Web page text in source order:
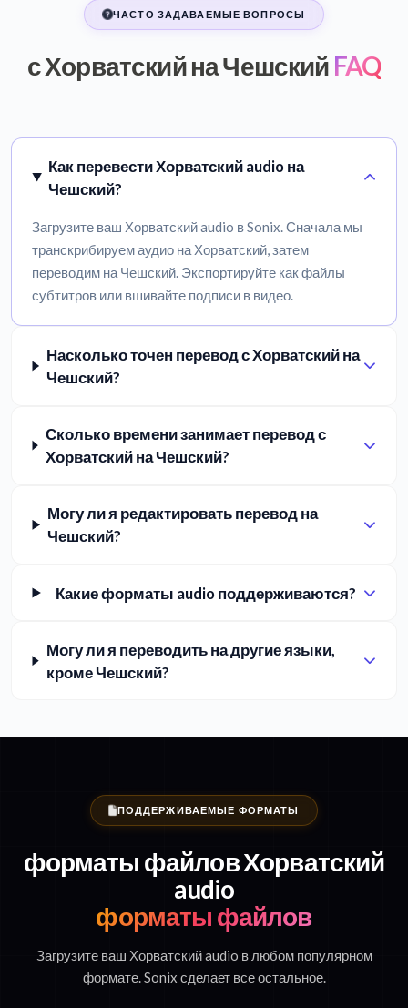
ЧАСТО ЗАДАВАЕМЫЕ ВОПРОСЫ
с Хорватский на Чешский FAQ
Как перевести Хорватский audio на
Чешский?
Загрузите ваш Хорватский audio в Sonix. Сначала мы
транскрибируем аудио на Хорватский, затем
переводим на Чешский. Экспортируйте как файлы
субтитров или вшивайте подписи в видео.
Насколько точен перевод с Хорватский на
Чешский?
Сколько времени занимает перевод с
Хорватский на Чешский?
Могу ли я редактировать перевод на
Чешский?
Какие форматы audio поддерживаются?
Могу ли я переводить на другие языки,
кроме Чешский?
ПОДДЕРЖИВАЕМЫЕ ФОРМАТЫ
форматы файлов Хорватский
audio
форматы файлов
Загрузите ваш Хорватский audio в любом популярном
формате. Sonix сделает все остальное.